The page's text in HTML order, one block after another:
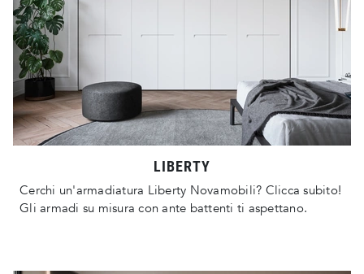
LIBERTY
Cerchi un'armadiatura Liberty Novamobili? Clicca subito!
Gli armadi su misura con ante battenti ti aspettano.